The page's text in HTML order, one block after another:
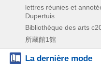
lettres réunies et
Dupertuis
Bibliothèque des arts
所蔵館1館
La dernière mode